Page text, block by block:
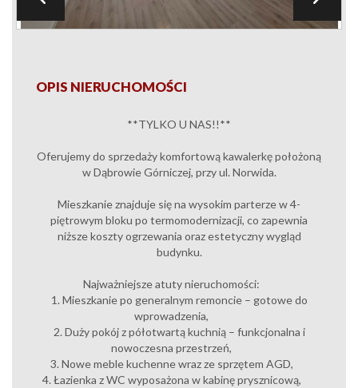
OPIS NIERUCHOMOŚCI
**TYLKO U NAS!!**
Oferujemy do sprzedaży komfortową kawalerkę położoną
w Dąbrowie Górniczej, przy ul. Norwida.
Mieszkanie znajduje się na wysokim parterze w 4-
piętrowym bloku po termomodernizacji, co zapewnia
niższe koszty ogrzewania oraz estetyczny wygląd
budynku.
Najważniejsze atuty nieruchomości:
1. Mieszkanie po generalnym remoncie – gotowe do
wprowadzenia,
2. Duży pokój z półotwartą kuchnią – funkcjonalna i
nowoczesna przestrzeń,
3. Nowe meble kuchenne wraz ze sprzętem AGD,
4. Łazienka z WC wyposażona w kabinę prysznicową,